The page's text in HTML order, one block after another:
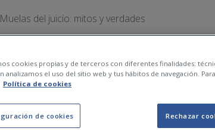
Muelas del juicio: mitos y verdades
juicio: mitos y
cookies propias y de terceros con diferentes finalidades:
analizamos el uso del sitio web y tus hábitos de navegación.
Política de cookies
de cookies Rechazar